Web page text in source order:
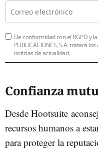
De conformidad con el RGPD y la
PUBLICACIONES, S.A. tratará
noticias de actualidad.
Confianza
Desde Hootsuite
recursos humanos a
para proteger la